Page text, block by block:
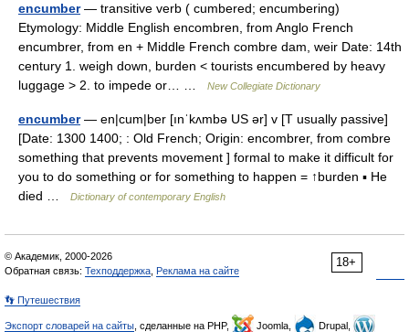
encumber— transitive verb ( cumbered; encumbering)
Etymology: Middle English encombren, from Anglo French
encumbrer, from en + Middle French combre dam, weir Date: 14th
century 1. weigh down, burden < tourists encumbered by heavy
luggage > 2. to impede or… …
New Collegiate Dictionary
encumber— en|cum|ber [ınˈkʌmbə US ər] v [T usually passive]
[Date: 1300 1400; : Old French; Origin: encombrer, from combre
something that prevents movement ] formal to make it difficult for
you to do something or for something to happen = ↑burden ▪ He
died …
Dictionary of contemporary English
18+
© Академик, 2000-2026
Обратная связь: Техподдержка Реклама на сайте
👣 Путешествия
Экспорт словарей на сайты , сделанные на PHP, Joomla,
Drupal,